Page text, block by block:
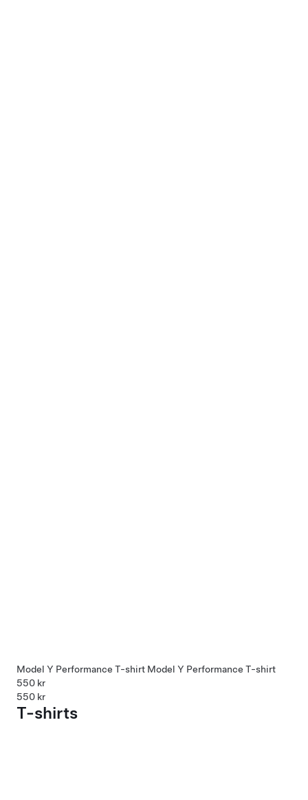
Model Y Performance T-shirt Model Y Performance T-shirt
550 kr
550 kr
T-shirts